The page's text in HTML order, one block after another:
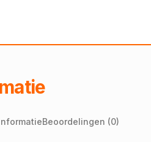
Beoordelingen (0)